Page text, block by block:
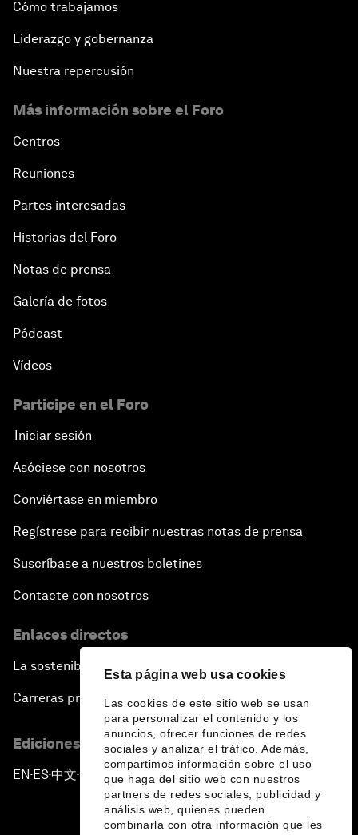
Esta página web usa cookies
Las cookies de este sitio web se usan
para personalizar el contenido y los
anuncios, ofrecer funciones de redes
sociales y analizar el tráfico. Además,
compartimos información sobre el uso
que haga del sitio web con nuestros
partners de redes sociales, publicidad y
análisis web, quienes pueden
combinarla con otra información que les
Cómo trabajamos
Liderazgo y gobernanza
Nuestra repercusión
Más información sobre el Foro
Centros
Reuniones
Partes interesadas
Historias del Foro
Notas de prensa
Galería de fotos
Pódcast
Vídeos
Participe en el Foro
Iniciar sesión
Asóciese con nosotros
Conviértase en miembro
Regístrese para recibir nuestras notas de prensa
Suscríbase a nuestros boletines
Contacte con nosotros
Enlaces directos
La sostenibilidad en el Foro
Carreras profesionales
Ediciones en otros idiomas
EN ▪ES▪中文▪ 日本語